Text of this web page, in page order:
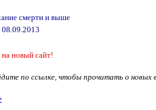
смерти и выше
08.09.2013
новый сайт!
по ссылке, чтобы прочитать о новых